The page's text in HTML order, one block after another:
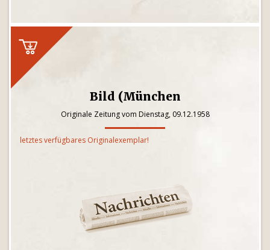
Bild (München
Originale Zeitung vom Dienstag, 09.12.1958
letztes verfügbares Originalexemplar!